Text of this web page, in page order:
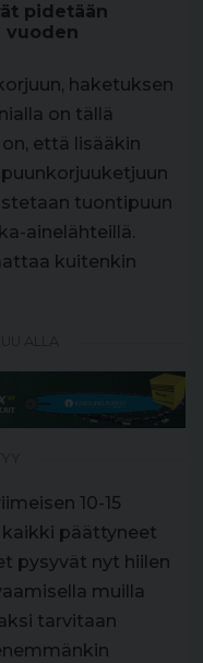
pidetään
vuoden
haketuksen
on tällä
että lisääkin
tuontipuun
ainelähteillä.
kuitenkin
10-15
kaikki päättyneet
pysyvät nyt hiilen
muilla
tarvitaan